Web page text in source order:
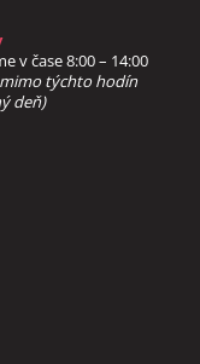
v čase 8:00 – 14:00
týchto hodín
deň)